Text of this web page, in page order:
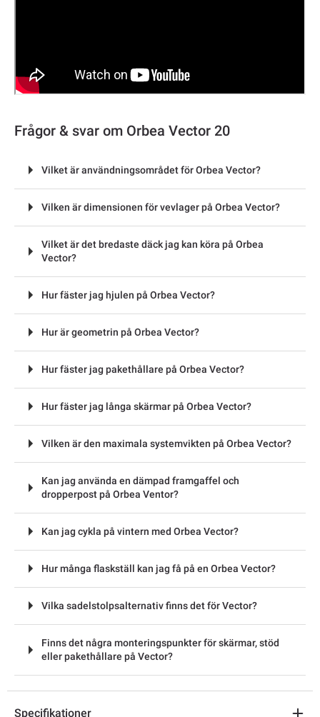
Frågor & svar om Orbea Vector 20
Vilket är användningsområdet för Orbea Vector?
Vilken är dimensionen för vevlager på Orbea Vector?
Vilket är det bredaste däck jag kan köra på Orbea
Vector?
Hur fäster jag hjulen på Orbea Vector?
Hur är geometrin på Orbea Vector?
Hur fäster jag pakethållare på Orbea Vector?
Hur fäster jag långa skärmar på Orbea Vector?
Vilken är den maximala systemvikten på Orbea Vector?
Kan jag använda en dämpad framgaffel och
dropperpost på Orbea Ventor?
Kan jag cykla på vintern med Orbea Vector?
Hur många flaskställ kan jag få på en Orbea Vector?
Vilka sadelstolpsalternativ finns det för Vector?
Finns det några monteringspunkter för skärmar, stöd
eller pakethållare på Vector?
Specifikationer